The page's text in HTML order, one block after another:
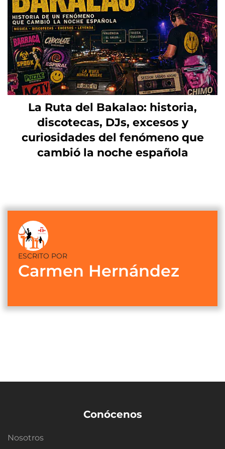
La Ruta del Bakalao: historia,
discotecas, DJs, excesos y
curiosidades del fenómeno que
cambió la noche española
ESCRITO POR
Carmen Hernández
Conócenos
Nosotros